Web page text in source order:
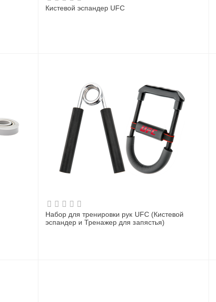
Кистевой эспандер UFC
Набор для тренировки рук UFC (Кистевой
эспандер и Тренажер для запястья)